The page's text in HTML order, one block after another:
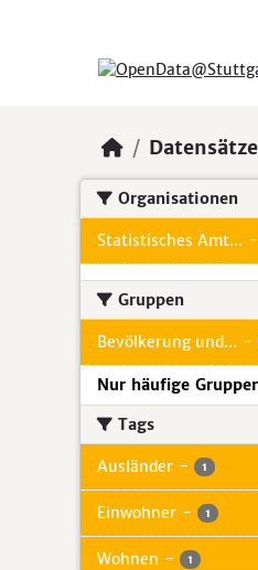
Datensätze
Organisationen
Statistisches Amt... -
Gruppen
Bevölkerung und... -
Nur häufige
Tags
Ausländer - 1
Einwohner - 1
Wohnen - 1